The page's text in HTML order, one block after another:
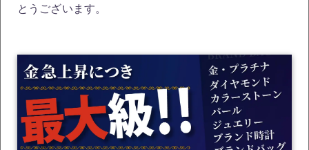
とうございます。